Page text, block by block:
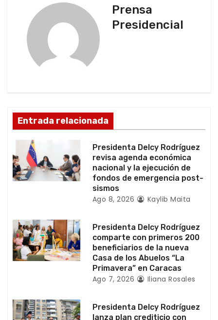
d
e
e
n
r
a
d
s
Prensa
Presidencial
Entrada relacionada
Presidenta Delcy Rodríguez
revisa agenda económica
nacional y la ejecución de
fondos de emergencia post-
sismos
Ago 8, 2026 Kaylib Maita
Presidenta Delcy Rodríguez
comparte con primeros 200
beneficiarios de la nueva
Casa de los Abuelos “La
Primavera” en Caracas
Ago 7, 2026 Iliana Rosales
Presidenta Delcy Rodríguez
lanza plan crediticio con